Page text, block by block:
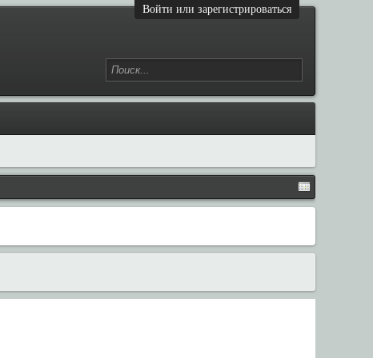
Войти или зарегистрироваться